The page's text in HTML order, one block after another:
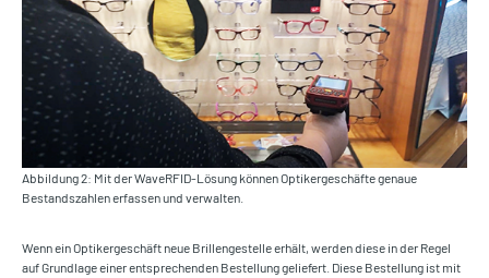
Abbildung 2: Mit der WaveRFID-Lösung können Optikergeschäfte genaue
Bestandszahlen erfassen und verwalten.
Wenn ein Optikergeschäft neue Brillengestelle erhält, werden diese in der Regel
auf Grundlage einer entsprechenden Bestellung geliefert. Diese Bestellung ist mit